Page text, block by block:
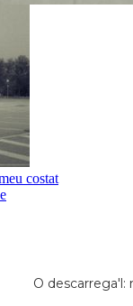
O descarrega'l: